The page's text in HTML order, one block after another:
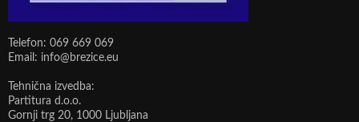
Telefon: 069 669 069
Email: info@brezice.eu
Tehnična izvedba:
Partitura d.o.o.
Gornji trg 20, 1000 Ljubljana